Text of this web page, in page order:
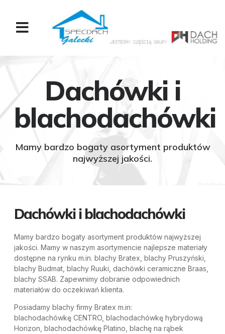
Dachówki i
blachodachówki
Mamy bardzo bogaty asortyment produktów
najwyższej jakości.
Dachówki i blachodachówki
Mamy bardzo bogaty asortyment produktów najwyższej
jakości. Mamy w naszym asortymencie najlepsze materiały
dostępne na rynku m.in. blachy Bratex, blachy Pruszyński,
blachy Budmat, blachy Ruuki, dachówki ceramiczne Braas,
blachy SSAB. Zapewnimy dobranie odpowiednich
materiałów do oczekiwań klienta.
Posiadamy blachy firmy Bratex m.in:
blachodachówkę CENTRO, blachodachówkę hybrydową
Horizon, blachodachówkę Platino, blachę na rąbek